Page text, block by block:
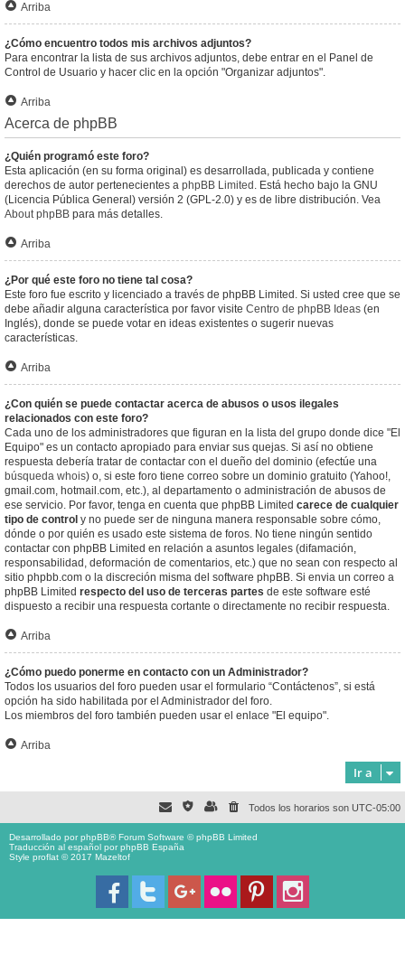
Arriba
¿Cómo encuentro todos mis archivos adjuntos?
Para encontrar la lista de sus archivos adjuntos, debe entrar en el Panel de
Control de Usuario y hacer clic en la opción "Organizar adjuntos".
Arriba
Acerca de phpBB
¿Quién programó este foro?
Esta aplicación (en su forma original) es desarrollada, publicada y contiene
derechos de autor pertenecientes a phpBB Limited . Está hecho bajo la GNU
(Licencia Pública General) versión 2 (GPL-2.0) y es de libre distribución. Vea
About phpBB para más detalles.
Arriba
¿Por qué este foro no tiene tal cosa?
Este foro fue escrito y licenciado a través de phpBB Limited. Si usted cree que se
debe añadir alguna característica por favor visite Centro de phpBB Ideas (en
Inglés), donde se puede votar en ideas existentes o sugerir nuevas
características.
Arriba
¿Con quién se puede contactar acerca de abusos o usos ilegales
relacionados con este foro?
Cada uno de los administradores que figuran en la lista del grupo donde dice "El
Equipo" es un contacto apropiado para enviar sus quejas. Si así no obtiene
respuesta debería tratar de contactar con el dueño del dominio (efectúe una
búsqueda whois) o, si este foro tiene correo sobre un dominio gratuito (Yahoo!,
gmail.com, hotmail.com, etc.), al departamento o administración de abusos de
ese servicio. Por favor, tenga en cuenta que phpBB Limited carece de cualquier
tipo de control y no puede ser de ninguna manera responsable sobre cómo,
dónde o por quién es usado este sistema de foros. No tiene ningún sentido
contactar con phpBB Limited en relación a asuntos legales (difamación,
responsabilidad, deformación de comentarios, etc.) que no sean con respecto al
sitio phpbb.com o la discreción misma del software phpBB. Si envia un correo a
phpBB Limited respecto del uso de terceras partes de este software esté
dispuesto a recibir una respuesta cortante o directamente no recibir respuesta.
Arriba
¿Cómo puedo ponerme en contacto con un Administrador?
Todos los usuarios del foro pueden usar el formulario “Contáctenos”, si está
opción ha sido habilitada por el Administrador del foro.
Los miembros del foro también pueden usar el enlace "El equipo".
Arriba
Ir a
Todos los horarios son UTC-05:00
Desarrollado porphpBB® Forum Software © phpBB Limited
Traducción al español porphpBB España
Style proflat © 2017 Mazeltof